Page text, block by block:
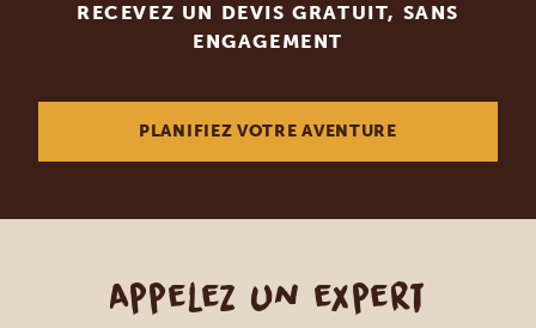
RECEVEZ UN DEVIS GRATUIT, SANS
ENGAGEMENT
PLANIFIEZ VOTRE AVENTURE
Appelez un expert